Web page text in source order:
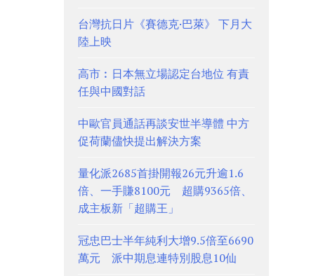
台灣抗日片《賽德克·巴萊》 下月大
陸上映
高市︰日本無立場認定台地位 有責
任與中國對話
中歐官員通話再談安世半導體 中方
促荷蘭儘快提出解決方案
量化派2685首掛開報26元升逾1.6
倍、一手賺8100元 超購9365倍、
成主板新「超購王」
冠忠巴士半年純利大增9.5倍至6690
萬元 派中期息連特別股息10仙